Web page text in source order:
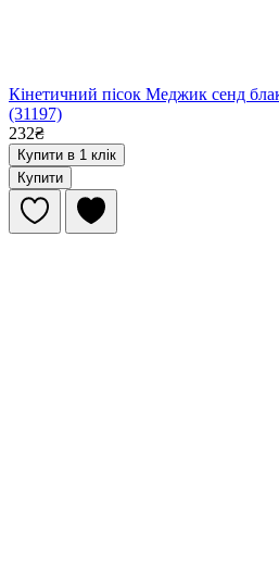
Кінетичний пісок Меджик сенд
(31197)
232₴
Купити в 1 клік
Купити